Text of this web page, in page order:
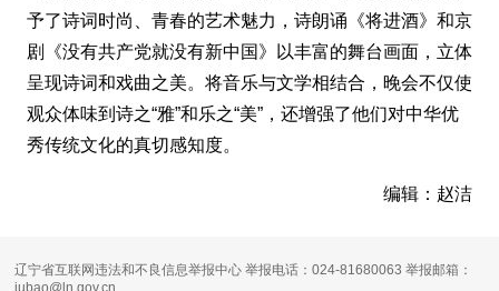
予了诗词时尚、青春的艺术魅力，诗朗诵《将进酒》和京
剧《没有共产党就没有新中国》以丰富的舞台画面，立体
呈现诗词和戏曲之美。将音乐与文学相结合，晚会不仅使
观众体味到诗之“雅”和乐之“美”，还增强了他们对中华优
秀传统文化的真切感知度。
编辑：赵洁
辽宁省互联网违法和不良信息举报中心 举报电话：024-81680063 举报邮箱：
jubao@ln.gov.cn